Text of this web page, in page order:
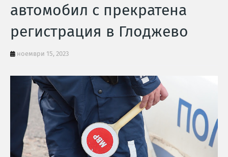
автомобил с прекратена
регистрация в Глоджево
ноември 15, 2023